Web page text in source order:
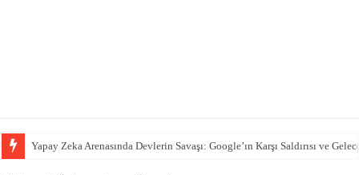
Yapay Zeka Arenasında Devlerin Savaşı: Google’ın Karşı Saldırısı ve